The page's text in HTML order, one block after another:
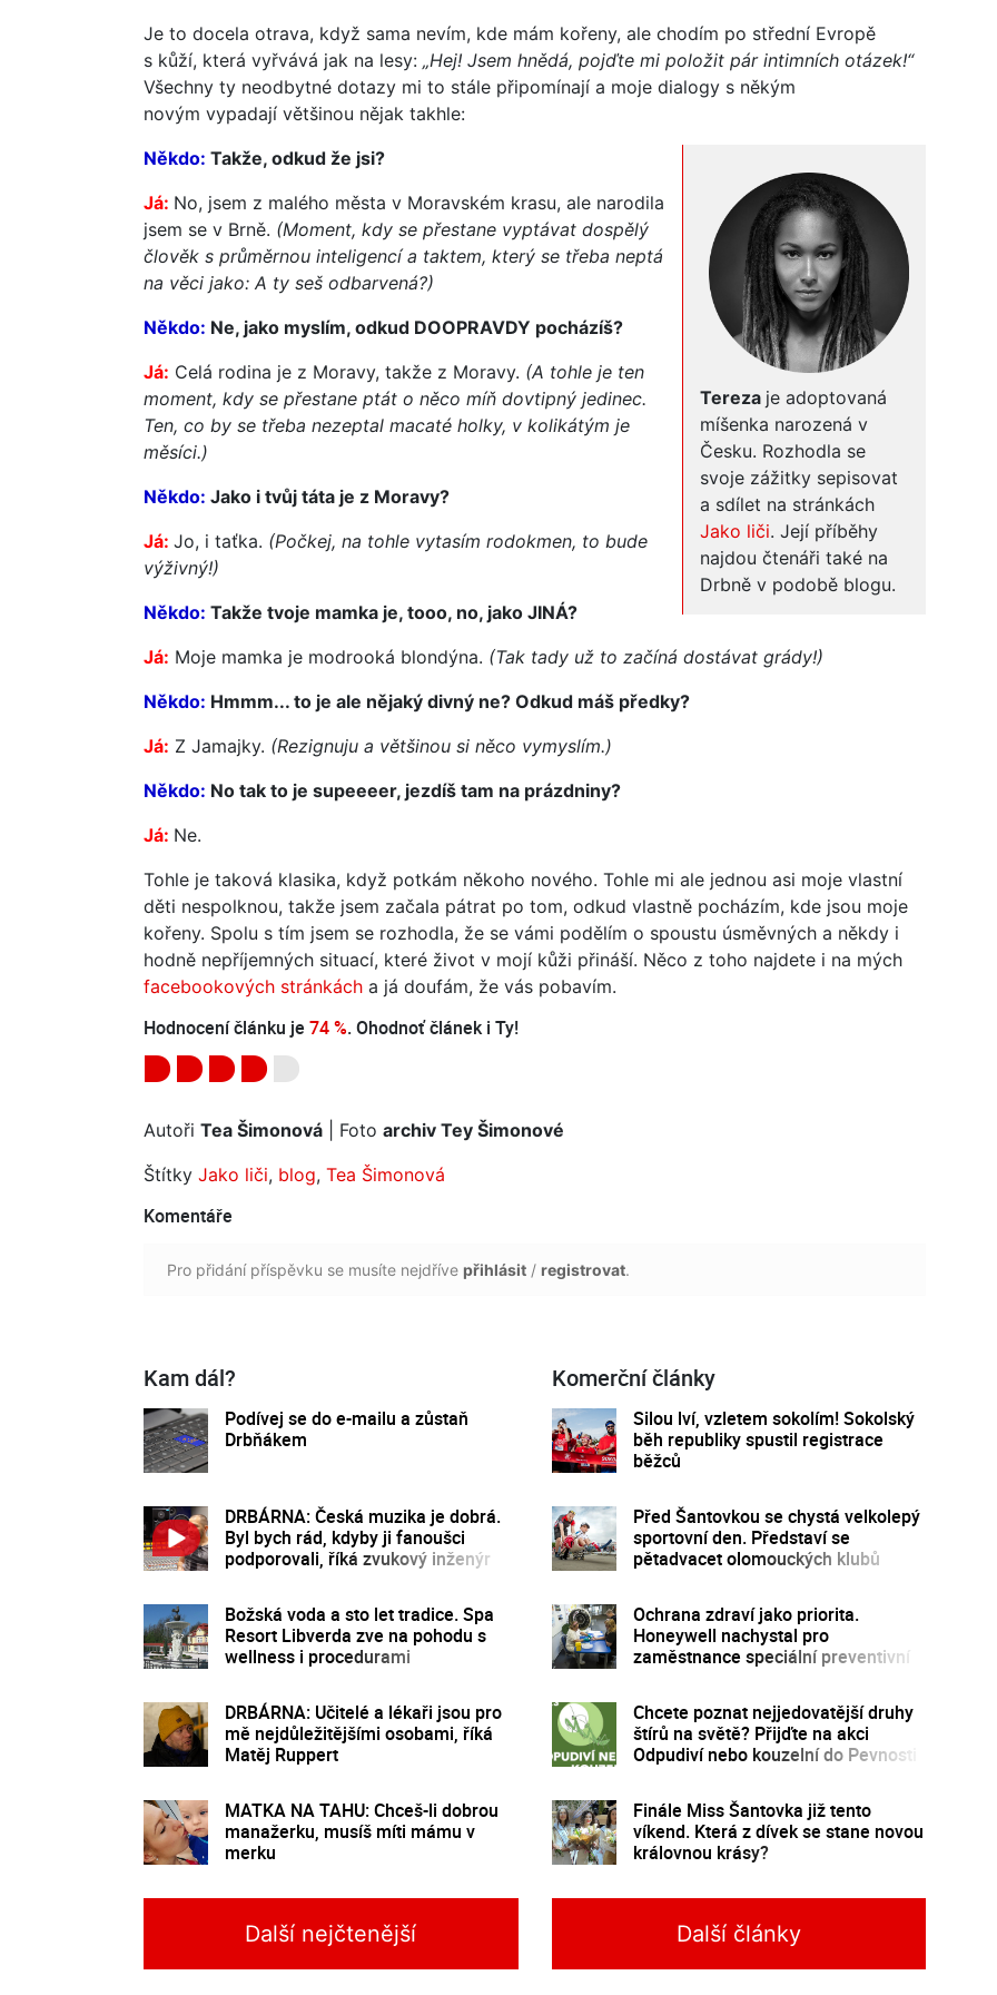
Je to docela otrava, když sama nevím, kde mám kořeny, ale chodím po střední Evropě
s kůží, která vyřvává jak na lesy: „Hej! Jsem hnědá, pojďte mi položit pár intimních otázek!“
Všechny ty neodbytné dotazy mi to stále připomínají a moje dialogy s někým
novým vypadají většinou nějak takhle:
Tereza je adoptovaná
míšenka narozená v
Česku. Rozhodla se
svoje zážitky sepisovat
a sdílet na stránkách
Jako liči. Její příběhy
najdou čtenáři také na
Drbně v podobě blogu.
Někdo: Takže, odkud že jsi?
Já: No, jsem z malého města v Moravském krasu, ale narodila
jsem se v Brně. (Moment, kdy se přestane vyptávat dospělý
člověk s průměrnou inteligencí a taktem, který se třeba neptá
na věci jako: A ty seš odbarvená?)
Někdo: Ne, jako myslím, odkud DOOPRAVDY pocházíš?
Já: Celá rodina je z Moravy, takže z Moravy. (A tohle je ten
moment, kdy se přestane ptát o něco míň dovtipný jedinec.
Ten, co by se třeba nezeptal macaté holky, v kolikátým je
měsíci.)
Někdo: Jako i tvůj táta je z Moravy?
Já: Jo, i taťka. (Počkej, na tohle vytasím rodokmen, to bude
výživný!)
Někdo: Takže tvoje mamka je, tooo, no, jako JINÁ?
Já: Moje mamka je modrooká blondýna. (Tak tady už to začíná dostávat grády!)
Někdo: Hmmm... to je ale nějaký divný ne? Odkud máš předky?
Já: Z Jamajky. (Rezignuju a většinou si něco vymyslím.)
Někdo: No tak to je supeeeer, jezdíš tam na prázdniny?
Já: Ne.
Tohle je taková klasika, když potkám někoho nového. Tohle mi ale jednou asi moje vlastní
děti nespolknou, takže jsem začala pátrat po tom, odkud vlastně pocházím, kde jsou moje
kořeny. Spolu s tím jsem se rozhodla, že se vámi podělím o spoustu úsměvných a někdy i
hodně nepříjemných situací, které život v mojí kůži přináší. Něco z toho najdete i na mých
facebookových stránkách a já doufám, že vás pobavím.
Hodnocení článku je 74 %. Ohodnoť článek i Ty!
Autoři Tea Šimonová | Foto archiv Tey Šimonové
Štítky Jako liči, blog, Tea Šimonová
Komentáře
Pro přidání příspěvku se musíte nejdříve přihlásit / registrovat.
Kam dál?
Podívej se do e-mailu a zůstaň
Drbňákem
DRBÁRNA: Česká muzika je dobrá.
Byl bych rád, kdyby ji fanoušci
podporovali, říká zvukový inženýr
Božská voda a sto let tradice. Spa
Resort Libverda zve na pohodu s
wellness i procedurami
DRBÁRNA: Učitelé a lékaři jsou pro
mě nejdůležitějšími osobami, říká
Matěj Ruppert
MATKA NA TAHU: Chceš-li dobrou
manažerku, musíš míti mámu v
merku
Komerční články
Silou lví, vzletem sokolím! Sokolský
běh republiky spustil registrace
běžců
Před Šantovkou se chystá velkolepý
sportovní den. Představí se
pětadvacet olomouckých klubů
Ochrana zdraví jako priorita.
Honeywell nachystal pro
zaměstnance speciální preventivní
Chcete poznat nejjedovatější druhy
štírů na světě? Přijďte na akci
Odpudiví nebo kouzelní do Pevnosti
Finále Miss Šantovka již tento
víkend. Která z dívek se stane novou
královnou krásy?
Další nejčtenější Další články